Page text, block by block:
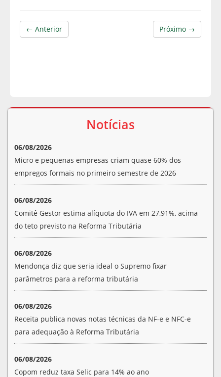
Próximo →
← Anterior
Notícias
06/08/2026
Micro e pequenas empresas criam quase 60% dos
empregos formais no primeiro semestre de 2026
06/08/2026
Comitê Gestor estima alíquota do IVA em 27,91%, acima
do teto previsto na Reforma Tributária
06/08/2026
Mendonça diz que seria ideal o Supremo fixar
parâmetros para a reforma tributária
06/08/2026
Receita publica novas notas técnicas da NF-e e NFC-e
para adequação à Reforma Tributária
06/08/2026
Copom reduz taxa Selic para 14% ao ano